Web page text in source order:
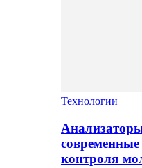
Технологии
контроля